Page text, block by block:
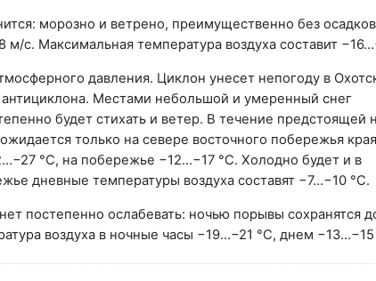
морозно и ветрено, преимущественно без
с. Максимальная температура воздуха составит
давления. Циклон унесет непогоду в
Местами небольшой и умеренный снег
будет стихать и ветер. В течение предстоящей
только на севере восточного побережья
°C, на побережье −12…−17 °C. Холодно будет и в
дневные температуры воздуха составят −7…−10 °C.
постепенно ослабевать: ночью порывы сохранятся
воздуха в ночные часы −19…−21 °C, днем −13…−15